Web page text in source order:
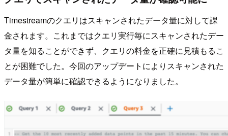
Timestreamのクエリはスキャンされたデータ量に対して課
金されます。これまではクエリ実行毎にスキャンされたデー
タ量を知ることができず、クエリの料金を正確に見積もるこ
とが困難でした。今回のアップデートによりスキャンされた
データ量が簡単に確認できるようになりました。